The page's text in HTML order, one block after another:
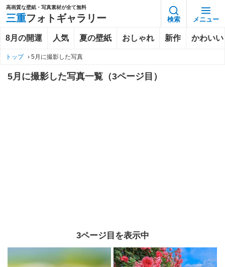
高画質な壁紙・写真素材が全て無料
三重フォトギャラリー 検索 メニュー
8月の開運 人気 夏の壁紙 おしゃれ 新作 かわいい
トップ › 5月に撮影した写真
5月に撮影した写真一覧（3ページ目）
3ページ目を表示中